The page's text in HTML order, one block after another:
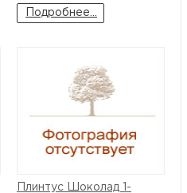
Подробнее...
Плинтус Шоколад 1-